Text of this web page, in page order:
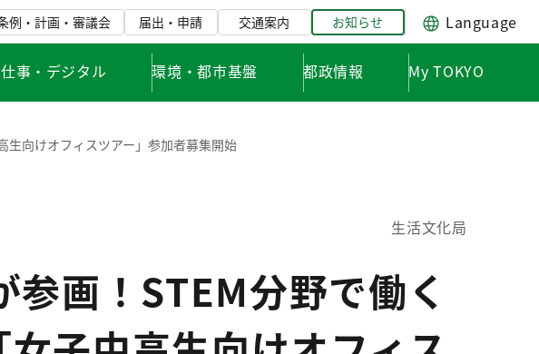
例・計画・審議会 届出・申請 交通案内 お知らせ Language
事・デジタル 環境・都市基盤 都政情報 My TOKYO
生向けオフィスツアー」参加者募集開始
生活文化局
画！STEM分野で働く